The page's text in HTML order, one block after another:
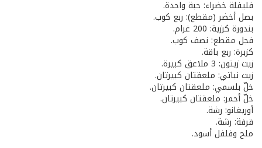
فليفلة خضراء: حبة واحدة.
بصل أخضر (مقطع): ربع كوب.
بندورة كرزية: 200 غرام.
فجل مقطع: نصف كوب.
كزبرة: ربع باقة.
زيت زيتون: 3 ملاعق كبيرة.
زيت نباتي: ملعقتان كبيرتان.
خلّ بلسمي: ملعقتان كبيرتان.
خلّ أحمر: ملعقتان كبيرتان.
أوريغانو: رشة.
قرفة: رشة.
ملح وفلفل أسود.